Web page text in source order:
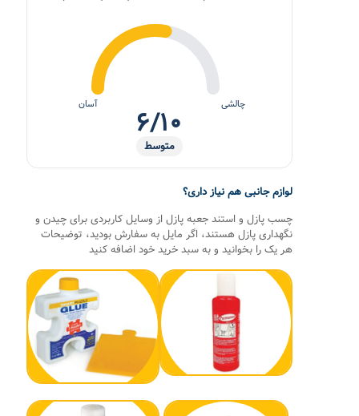
آسان چالشی
۶/۱۰
متوسط
لوازم جانبی هم نیاز داری؟
چسب پازل و استند جعبه پازل از وسایل کاربردی برای چیدن و
نگهداری پازل هستند، اگر مایل به سفارش بودید، توضیحات
هر یک را بخوانید و به سبد خرید خود اضافه کنید